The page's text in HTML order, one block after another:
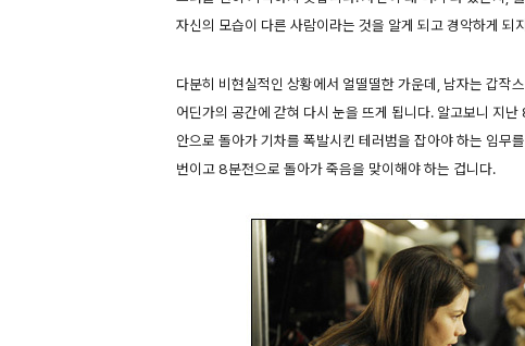
자신의 모습이 다른 사람이라는 것을 알게 되고 경악하게 되
다분히 비현실적인 상황에서 얼떨떨한 가운데, 남자는 갑작
어딘가의 공간에 갇혀 다시 눈을 뜨게 됩니다. 알고보니 지
안으로 돌아가 기차를 폭발시킨 테러범을 잡아야 하는 임무
번이고 8분전으로 돌아가 죽음을 맞이해야 하는 겁니다.